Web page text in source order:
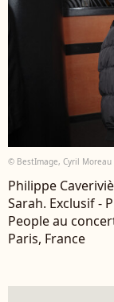
© BestImage, Cyril Moreau
Philippe
Sarah. Exclusif -
People au
Paris, France